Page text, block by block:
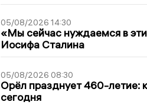
05/08/2026 14:30
«Мы сейчас нуждаемся в
Иосифа Сталина
05/08/2026 08:30
Орёл празднует 460-летие:
сегодня